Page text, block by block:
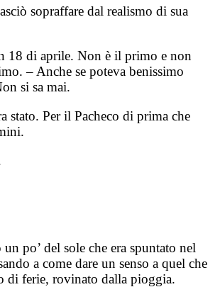
sopraffare dal realismo di sua
18 di aprile. Non è il primo e non
– Anche se poteva benissimo
si sa mai.
stato. Per il Pacheco di prima che
po’ del sole che era spuntato nel
a come dare un senso a quel che
di ferie, rovinato dalla pioggia.